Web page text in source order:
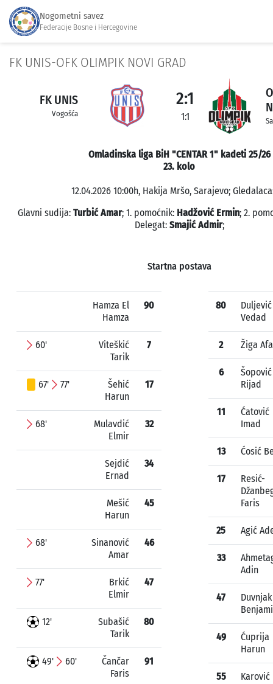
Nogometni savez
Federacije Bosne i Hercegovine
FK UNIS-OFK OLIMPIK NOVI GRAD
FK UNIS
Vogošća
2:1
1:1
Omladinska liga BiH "CENTAR 1" kadeti 25/26
23. kolo
12.04.2026 10:00h, Hakija Mršo, Sarajevo;
Glavni sudija: Turbić Amar; 1. pomoćnik: Hadžović Ermin; 2.
Delegat: Smajić Admir;
Startna postava
Hamza El
Hamza
90
60'
Viteškić
Tarik
7
67' 77'
Šehić
Harun
17
68'
Mulavdić
Elmir
32
Sejdić
Ernad
34
Mešić
Harun
45
68'
Sinanović
Amar
46
77'
Brkić
Elmir
47
12'
Subašić
Tarik
80
49' 60'
Čančar
Faris
91
80
Duljević
Vedad
2 Žiga
6
Šopović
Rijad
11
Ćatović
Imad
13 Ćosić
17
Resić-
Faris
25 Agić
33
Adin
47
Duvnjak
49
Ćuprija
Harun
55
Karović